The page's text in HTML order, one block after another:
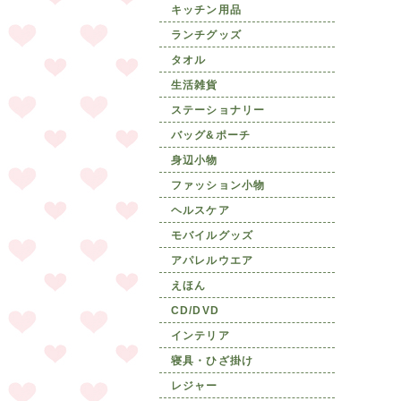
キッチン用品
ランチグッズ
タオル
生活雑貨
ステーショナリー
バッグ&ポーチ
身辺小物
ファッション小物
ヘルスケア
モバイルグッズ
アパレルウエア
えほん
CD/DVD
インテリア
寝具・ひざ掛け
レジャー